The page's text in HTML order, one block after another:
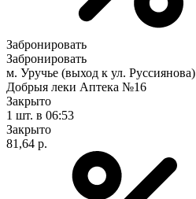
Забронировать
Забронировать
м. Уручье (выход к ул. Руссиянова)
Добрыя леки Аптека №16
Закрыто
1 шт. в 06:53
Закрыто
81,64 р.